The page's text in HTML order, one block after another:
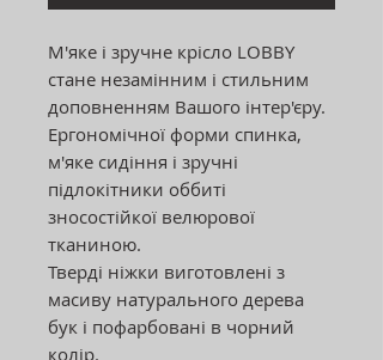
М'яке і зручне крісло LOBBY
стане незамінним і стильним
доповненням Вашого інтер'єру.
Ергономічної форми спинка,
м'яке сидіння і зручні
підлокітники оббиті
зносостійкої велюрової
тканиною.
Тверді ніжки виготовлені з
масиву натурального дерева
бук і пофарбовані в чорний
колір.